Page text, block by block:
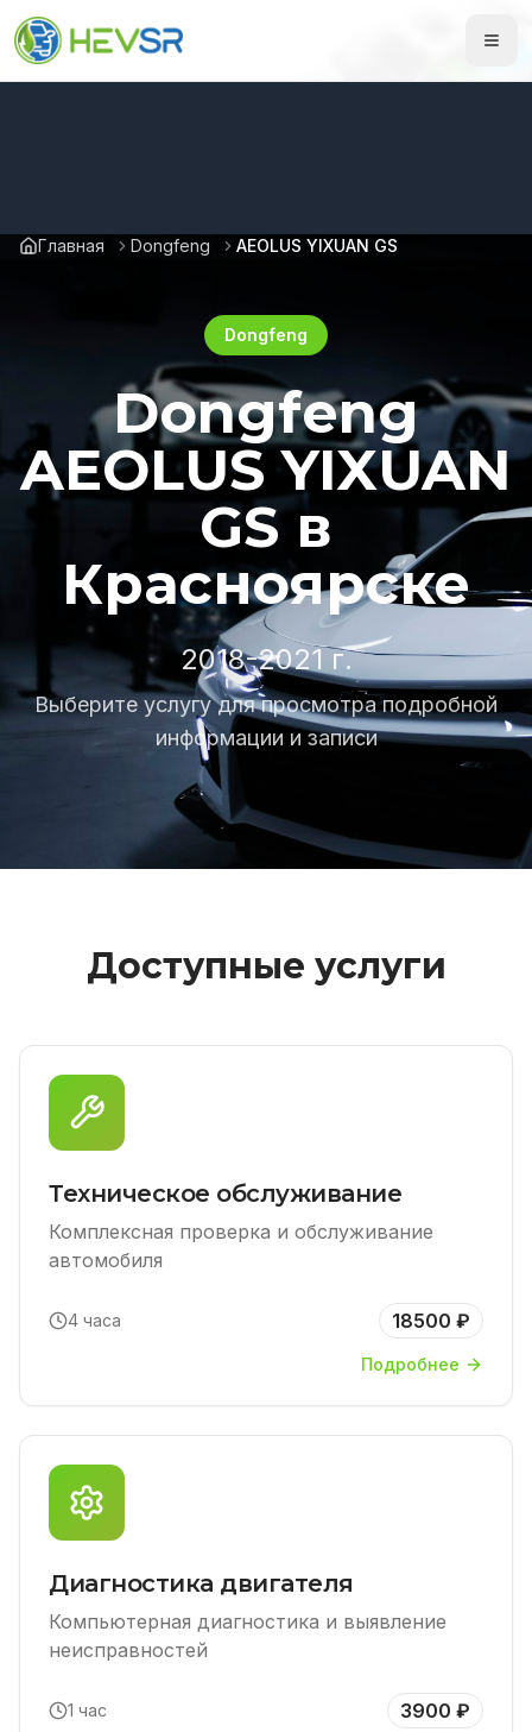
Главная Dongfeng AEOLUS YIXUAN GS
Dongfeng
Dongfeng
AEOLUS YIXUAN
GS в
Красноярске
2018-2021 г.
Выберите услугу для просмотра подробной
информации и записи
Доступные услуги
Техническое обслуживание
Комплексная проверка и обслуживание
автомобиля
4 часа 18500 ₽
Подробнее
Диагностика двигателя
Компьютерная диагностика и выявление
неисправностей
1 час 3900 ₽